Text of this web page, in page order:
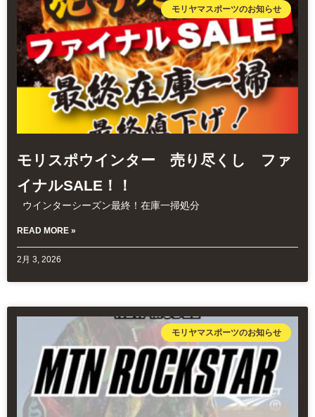
モリヤマスポーツのお知らせ
モリスポウインター 売り尽くし ファ
イナルSALE！！
ウインターシーズン最終！在庫一掃処分
READ MORE »
2月 3, 2026
モリヤマスポーツのお知らせ